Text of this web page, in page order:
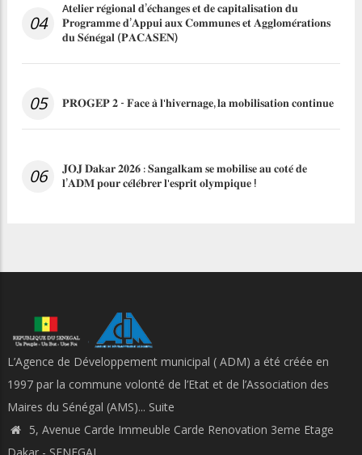
04
A𝐭𝐞𝐥𝐢𝐞𝐫 𝐫𝐞́𝐠𝐢𝐨𝐧𝐚𝐥 𝐝’𝐞́𝐜𝐡𝐚𝐧𝐠𝐞𝐬 𝐞𝐭 𝐝𝐞 𝐜𝐚𝐩𝐢𝐭𝐚𝐥𝐢𝐬𝐚𝐭𝐢𝐨𝐧 𝐝𝐮
𝐏𝐫𝐨𝐠𝐫𝐚𝐦𝐦𝐞 𝐝’𝐀𝐩𝐩𝐮𝐢 𝐚𝐮𝐱 𝐂𝐨𝐦𝐦𝐮𝐧𝐞𝐬 𝐞𝐭 𝐀𝐠𝐠𝐥𝐨𝐦𝐞́𝐫𝐚𝐭𝐢𝐨𝐧𝐬
𝐝𝐮 𝐒𝐞́𝐧𝐞́𝐠𝐚𝐥 (𝐏𝐀𝐂𝐀𝐒𝐄𝐍)
05 𝐏𝐑𝐎𝐆𝐄𝐏 𝟐 - 𝐅𝐚𝐜𝐞 𝐚̀ 𝐥'𝐡𝐢𝐯𝐞𝐫𝐧𝐚𝐠𝐞, 𝐥𝐚 𝐦𝐨𝐛𝐢𝐥𝐢𝐬𝐚𝐭𝐢𝐨𝐧 𝐜𝐨𝐧𝐭𝐢𝐧𝐮𝐞
06 𝐉𝐎𝐉 𝐃𝐚𝐤𝐚𝐫 𝟐𝟎𝟐𝟔 : 𝐒𝐚𝐧𝐠𝐚𝐥𝐤𝐚𝐦 𝐬𝐞 𝐦𝐨𝐛𝐢𝐥𝐢𝐬𝐞 𝐚𝐮 𝐜𝐨𝐭𝐞́ 𝐝𝐞
𝐥’𝐀𝐃𝐌 𝐩𝐨𝐮𝐫 𝐜𝐞́𝐥𝐞́𝐛𝐫𝐞𝐫 𝐥'𝐞𝐬𝐩𝐫𝐢𝐭 𝐨𝐥𝐲𝐦𝐩𝐢𝐪𝐮𝐞 !
L’Agence de Développement municipal ( ADM) a été créée en
1997 par la commune volonté de l’Etat et de l’Association des
Maires du Sénégal (AMS)... Suite
5, Avenue Carde Immeuble Carde Renovation 3eme Etage